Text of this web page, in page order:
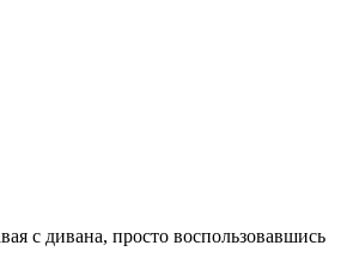
с дивана, просто воспользовавшись